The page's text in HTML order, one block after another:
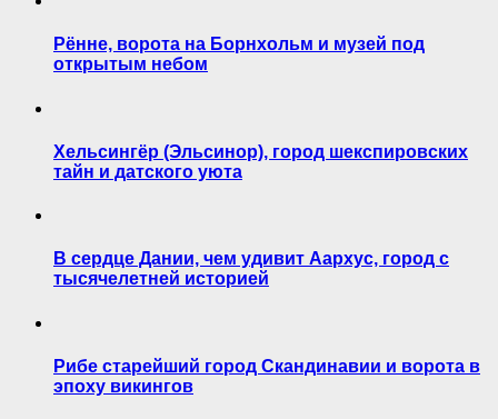
Рённе, ворота на Борнхольм и музей под
открытым небом
Хельсингёр (Эльсинор), город шекспировских
тайн и датского уюта
В сердце Дании, чем удивит Аархус, город с
тысячелетней историей
Рибе старейший город Скандинавии и ворота в
эпоху викингов